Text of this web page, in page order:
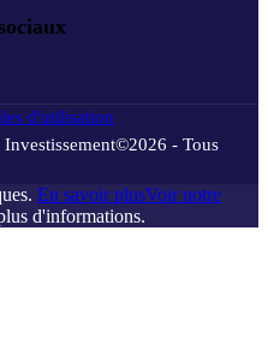
d'utilisation
Investissement©2026 - Tous
En savoir plusVoir notre
d'informations.